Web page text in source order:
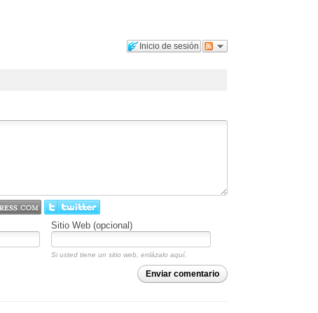
Inicio de sesión
Sitio Web (opcional)
Si usted tiene un sitio web, enlázalo aquí.
Enviar comentario